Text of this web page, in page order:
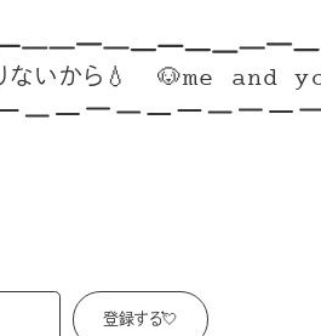
🐶me and you clubは